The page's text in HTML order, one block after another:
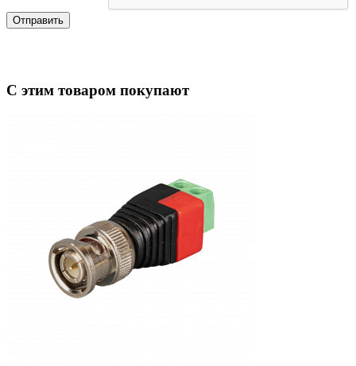
Отправить
С этим товаром покупают